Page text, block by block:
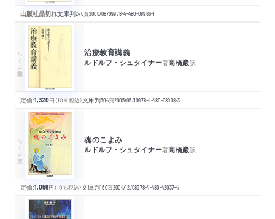
出版社品切れ文庫判240頁2006/08/09978-4-480-08986-1
ちくま学芸文庫 治療教育講義
ルドルフ・シュタイナー著高橋巖訳
定価:1,320円 （10％税込）文庫判304頁2005/05/10978-4-480-08908-3
ちくま文庫 魂のこよみ
ルドルフ・シュタイナー著高橋巖訳
定価:1,056円 （10％税込）文庫判160頁2004/12/08978-4-480-42037-4